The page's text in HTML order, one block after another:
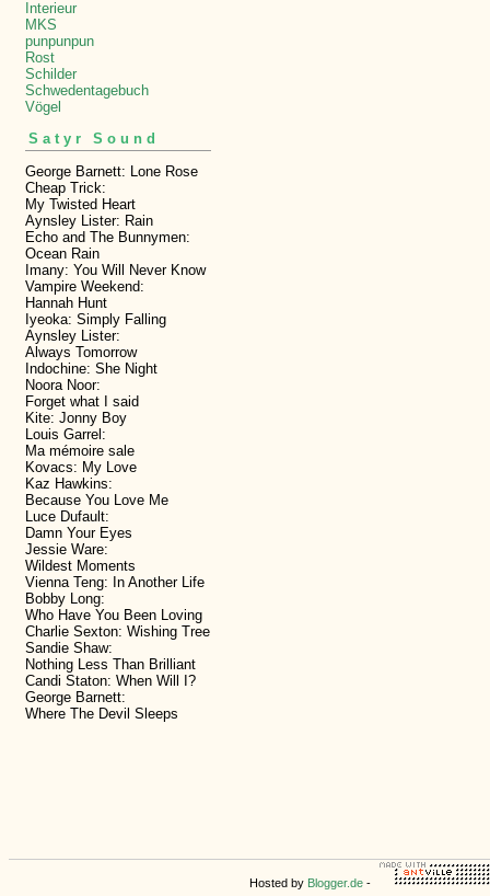
Interieur
MKS
punpunpun
Rost
Schilder
Schwedentagebuch
Vögel
Satyr Sound
George Barnett: Lone Rose
Cheap Trick:
My Twisted Heart
Aynsley Lister: Rain
Echo and The Bunnymen:
Ocean Rain
Imany: You Will Never Know
Vampire Weekend:
Hannah Hunt
Iyeoka: Simply Falling
Aynsley Lister:
Always Tomorrow
Indochine: She Night
Noora Noor:
Forget what I said
Kite: Jonny Boy
Louis Garrel:
Ma mémoire sale
Kovacs: My Love
Kaz Hawkins:
Because You Love Me
Luce Dufault:
Damn Your Eyes
Jessie Ware:
Wildest Moments
Vienna Teng: In Another Life
Bobby Long:
Who Have You Been Loving
Charlie Sexton: Wishing Tree
Sandie Shaw:
Nothing Less Than Brilliant
Candi Staton: When Will I?
George Barnett:
Where The Devil Sleeps
Hosted by Blogger.de-